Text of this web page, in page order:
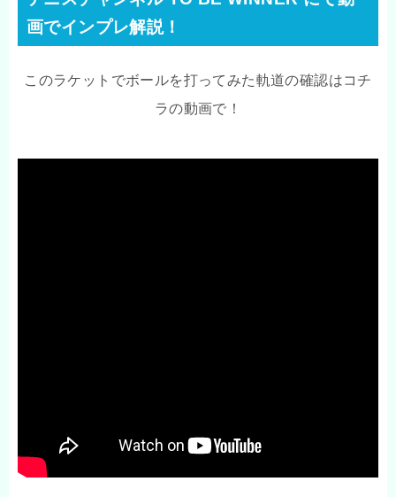
画でインプレ解説！
このラケットでボールを打ってみた軌道の確認はコチ
ラの動画で！